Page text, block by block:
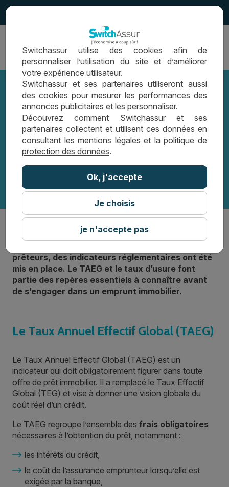
Ouvrir
navigation
Le TAEG et le taux d’usure
LEXIQUE PRÊT IMMOBILIER
LE TAEG ET LE TAUX D’USURE
Pour comparer les offres de crédit immobilier et
prêteurs, des indicateurs réglementaires ont été
mis en place. Le TAEG et le taux d’usure font
partie des repères essentiels à connaître avant
de s’engager dans un emprunt immobilier.
Le Taux Annuel Effectif Global (TAEG)
Le Taux Annuel Effectif Global (TAEG) est un
indicateur qui doit obligatoirement figurer dans toute
offre de prêt immobilier. Il a remplacé le Taux Effectif
Global (TEG) et vise à donner une vision globale du
coût réel d’un crédit.
Le TAEG regroupe l’ensemble des frais obligatoires
nécessaires à l’obtention du prêt, notamment :
les intérêts du crédit,
le coût de l’assurance emprunteur lorsqu’elle est
exigée par la banque,
Switchassur utilise des cookies afin de
personnaliser l’utilisation du site et d’améliorer
votre expérience utilisateur.
Switchassur et ses partenaires utiliseront aussi
des cookies pour mesurer les performances des
annonces publicitaires et les personnaliser.
Découvrez comment Switchassur et ses
partenaires collectent et utilisent ces données en
consultant lesmentions légales et la politique de
protection des données.
Ok, j'accepte
Je choisis
je n'accepte pas